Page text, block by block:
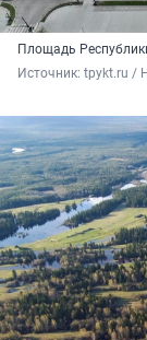
Площадь
Источник: tpykt.ru /